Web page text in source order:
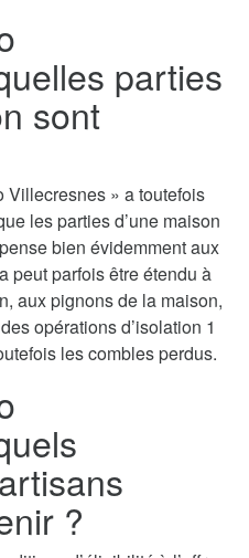
parties
sont
Villecresnes » a toutefois
les parties d’une maison
bien évidemment aux
peut parfois être étendu à
aux pignons de la maison,
opérations d’isolation 1
les combles perdus.
?